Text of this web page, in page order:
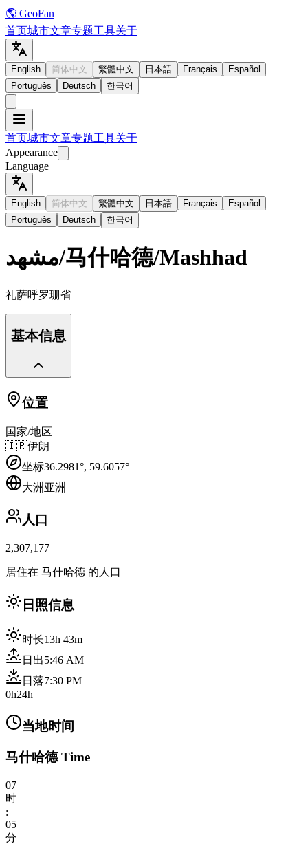
🌎 GeoFan
首页城市文章专题工具关于
English 简体中文 繁體中文 日本語 Français
Español
Português
Deutsch 한국어
首页城市文章专题工具关于
Appearance
Language
English 简体中文 繁體中文 日本語 Français
Español
Português
Deutsch 한국어
مشهد/马什哈德/Mashhad
礼萨呼罗珊省
基本信息
位置
国家/地区
🇮🇷伊朗
坐标36.2981°, 59.6057°
大洲 亚洲
人口
2,307,177
居住在 马什哈德 的人口
日照信息
时长13h 43m
日出5:46 AM
日落7:30 PM
0h24h
当地时间
马什哈德 Time
07
时
:
05
分